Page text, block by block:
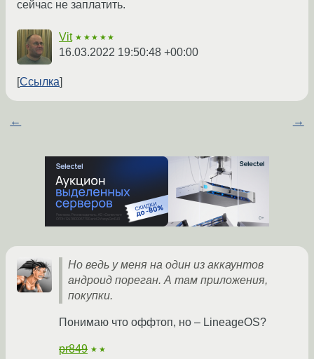
сейчас не заплатить.
Vit ★★★★★
16.03.2022 19:50:48 +00:00
Ссылка
← →
Но ведь у меня на один из аккаунтов
андроид пореган. А там приложения,
покупки.
Понимаю что оффтоп, но – LineageOS?
pr849 ★★